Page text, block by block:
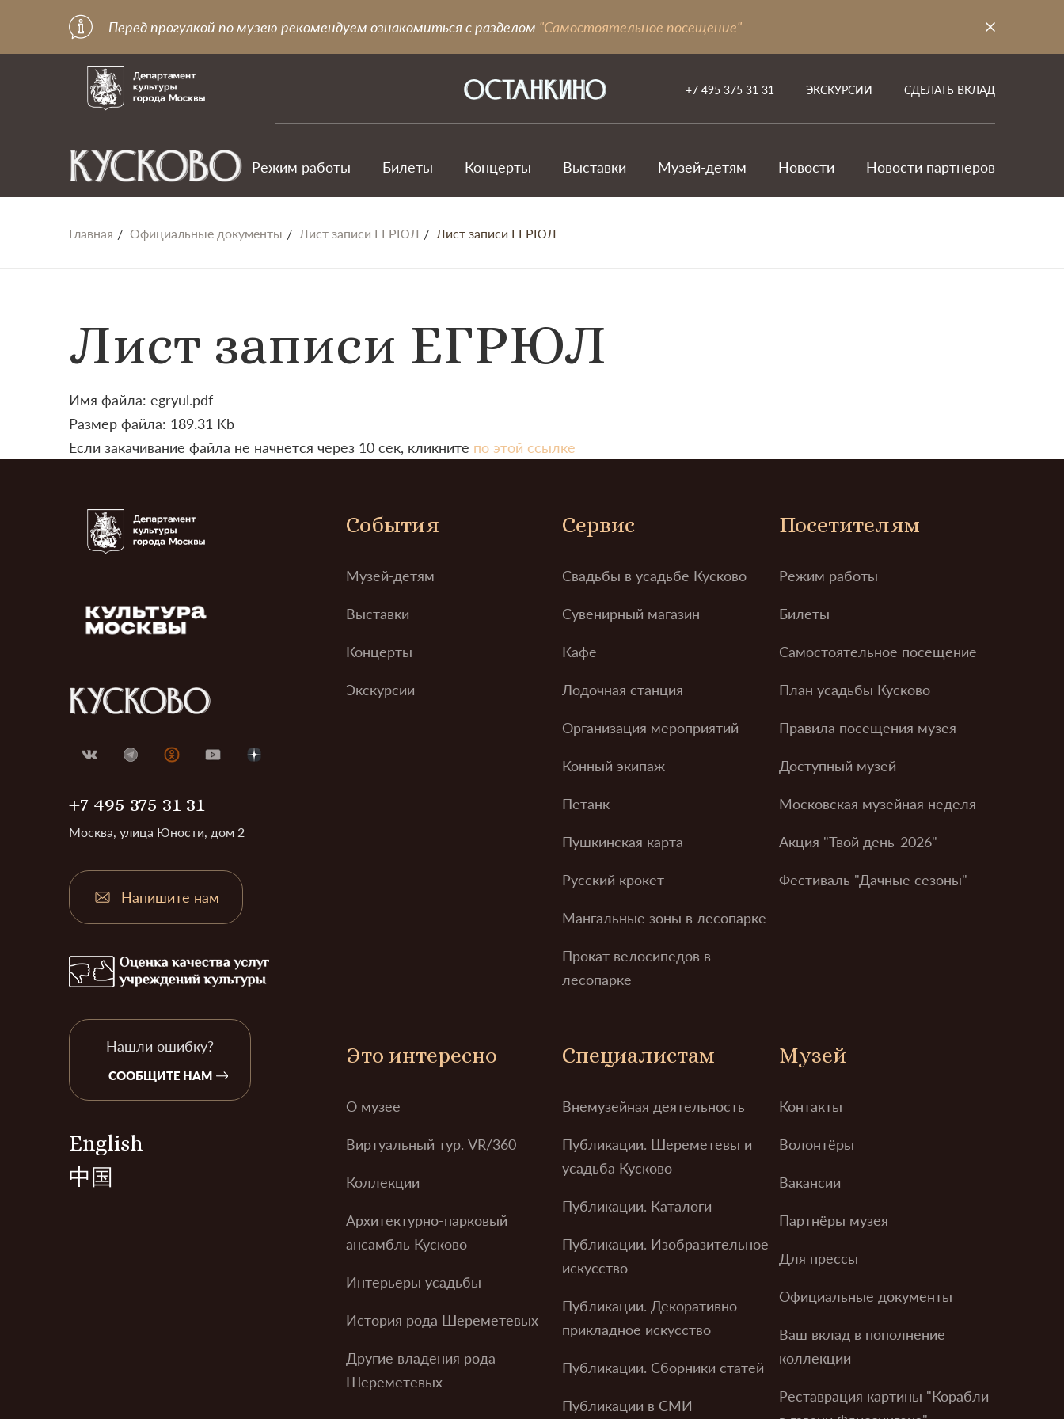
Перед прогулкой по музею рекомендуем ознакомиться с разделом "Самостоятельное посещение"
+7 495 375 31 31 ЭКСКУРСИИ СДЕЛАТЬ ВКЛАД
Режим работы Билеты Концерты Выставки Музей-детям Новости Новости партнеров
Главная Официальные документы Лист записи ЕГРЮЛ Лист записи ЕГРЮЛ
Лист записи ЕГРЮЛ
Имя файла: egryul.pdf
Размер файла: 189.31 Kb
Если закачивание файла не начнется через 10 сек, кликните по этой ссылке
+7 495 375 31 31
Москва, улица Юности, дом 2
Напишите нам
Нашли ошибку?
СООБЩИТЕ НАМ
English
中国
События
Музей-детям
Выставки
Концерты
Экскурсии
Сервис
Свадьбы в усадьбе Кусково
Сувенирный магазин
Кафе
Лодочная станция
Организация мероприятий
Конный экипаж
Петанк
Пушкинская карта
Русский крокет
Мангальные зоны в лесопарке
Прокат велосипедов в
лесопарке
Посетителям
Режим работы
Билеты
Самостоятельное посещение
План усадьбы Кусково
Правила посещения музея
Доступный музей
Московская музейная неделя
Акция "Твой день-2026"
Фестиваль "Дачные сезоны"
Это интересно
О музее
Виртуальный тур. VR/360
Коллекции
Архитектурно-парковый
ансамбль Кусково
Интерьеры усадьбы
История рода Шереметевых
Другие владения рода
Шереметевых
Специалистам
Внемузейная деятельность
Публикации. Шереметевы и
усадьба Кусково
Публикации. Каталоги
Публикации. Изобразительное
искусство
Публикации. Декоративно-
прикладное искусство
Публикации. Сборники статей
Публикации в СМИ
Музей
Контакты
Волонтёры
Вакансии
Партнёры музея
Для прессы
Официальные документы
Ваш вклад в пополнение
коллекции
Реставрация картины "Корабли